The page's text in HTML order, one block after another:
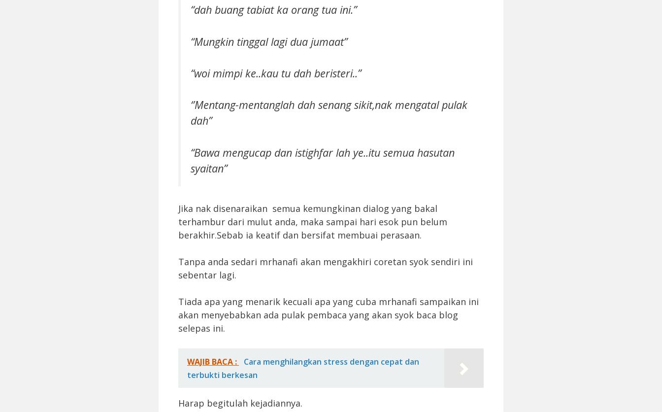
“dah buang tabiat ka orang tua ini.”
“Mungkin tinggal lagi dua jumaat”
“woi mimpi ke..kau tu dah beristeri..”
‘’Mentang-mentanglah dah senang sikit,nak mengatal pulak
dah”
“Bawa mengucap dan istighfar lah ye..itu semua hasutan
syaitan”
Jika nak disenaraikan semua kemungkinan dialog yang bakal
terhambur dari mulut anda, maka sampai hari esok pun belum
berakhir.Sebab ia keatif dan bersifat membuai perasaan.
Tanpa anda sedari mrhanafi akan mengakhiri coretan syok sendiri ini
sebentar lagi.
Tiada apa yang menarik kecuali apa yang cuba mrhanafi sampaikan ini
akan menyebabkan ada pulak pembaca yang akan syok baca blog
selepas ini.
WAJIB BACA :
Cara menghilangkan stress dengan cepat dan
terbukti berkesan
Harap begitulah kejadiannya.